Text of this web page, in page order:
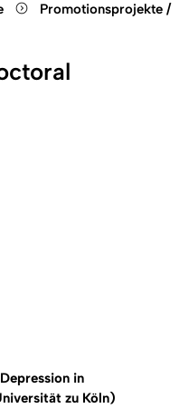
Promotionsprojekte /
in
zu Köln)